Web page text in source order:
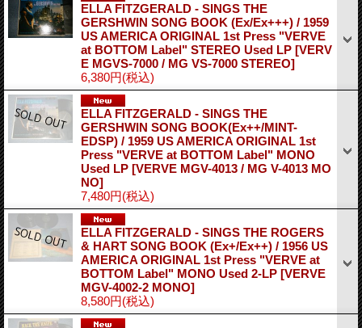
ELLA FITZGERALD - SINGS THE
GERSHWIN SONG BOOK (Ex/Ex+++) / 1959
US AMERICA ORIGINAL 1st Press "VERVE
at BOTTOM Label" STEREO Used LP [VERV
E MGVS-7000 / MG VS-7000 STEREO]
6,380円(税込)
ELLA FITZGERALD - SINGS THE
GERSHWIN SONG BOOK(Ex++/MINT-
EDSP) / 1959 US AMERICA ORIGINAL 1st
Press "VERVE at BOTTOM Label" MONO
Used LP [VERVE MGV-4013 / MG V-4013 MO
NO]
7,480円(税込)
ELLA FITZGERALD - SINGS THE ROGERS
& HART SONG BOOK (Ex+/Ex++) / 1956 US
AMERICA ORIGINAL 1st Press "VERVE at
BOTTOM Label" MONO Used 2-LP [VERVE
MGV-4002-2 MONO]
8,580円(税込)